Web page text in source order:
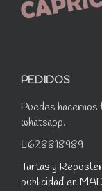
PEDIDOS
Puedes
whatsapp.
628818989
Tartas y
publicidad en